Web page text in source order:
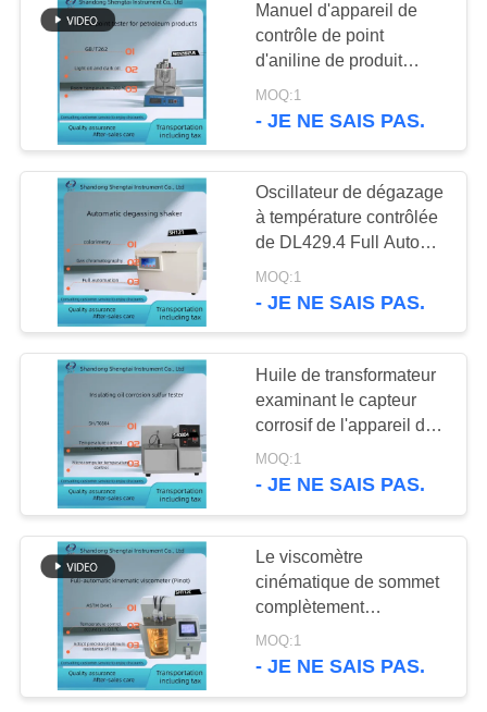
DEMANDEZ
UNE
CITATION
PLAN
SITE
PRIVACY
POLICY
Équipement d'essai
d'huile de
transformateur
Instrument d'essai
d'alimentation
58
Instruments
pharmaceutiques
d'essai
246
Manuel d'appareil de
contrôle de point
d'aniline de produit
pétrolier de SD262A
MOQ:1
- JE NE SAIS PAS.
Oscillateur de dégazage
à température contrôlée
de DL429.4 Full Auto
pour la chromatographie
en phase gazeuse
MOQ:1
- JE NE SAIS PAS.
Huile de transformateur
examinant le capteur
corrosif de l'appareil de
contrôle PT100 de
soufre d'huile électrique
numérique de PID
MOQ:1
- JE NE SAIS PAS.
Le viscomètre
cinématique de sommet
complètement
automatique de corps de
cylindre de double
MOQ:1
- JE NE SAIS PAS.